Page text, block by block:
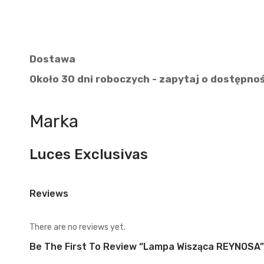
Dostawa
Około 30 dni roboczych - zapytaj o
Marka
Luces Exclusivas
Reviews
There are no reviews yet.
Be The First To Review “Lampa Wisząca REYNOSA”